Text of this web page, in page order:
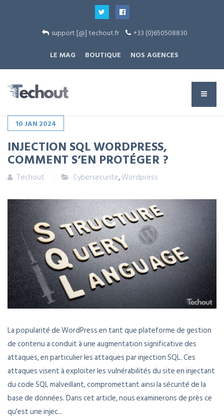
support [@] techout.fr
+33 (0)650508830
LE MAG
BOUTIQUE NOS AGENCES
10 JAN 2024
INJECTION SQL WORDPRESS,
COMMENT S’EN PROTÉGER ?
Techout Cybersecurite,Wordpress
La popularité de WordPress en tant que plateforme de gestion
de contenu a conduit à une augmentation significative des
attaques, en particulier les attaques par injection SQL. Ces
attaques visent à exploiter les vulnérabilités du site en injectant
du code SQL malveillant, compromettant ainsi la sécurité de la
base de données. Dans cet article, nous examinerons de près ce
qu'est une injec...